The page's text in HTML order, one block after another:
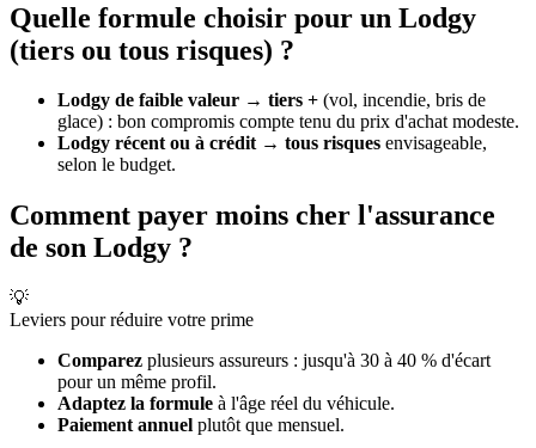
Quelle formule choisir pour un Lodgy
(tiers ou tous risques) ?
Lodgy de faible valeur → tiers + (vol, incendie, bris de
glace) : bon compromis compte tenu du prix d'achat modeste.
Lodgy récent ou à crédit→ tous risques envisageable,
selon le budget.
Comment payer moins cher l'assurance
de son Lodgy ?
💡
Leviers pour réduire votre prime
Comparez plusieurs assureurs : jusqu'à 30 à 40 % d'écart
pour un même profil.
Adaptez la formule à l'âge réel du véhicule.
Paiement annuel plutôt que mensuel.